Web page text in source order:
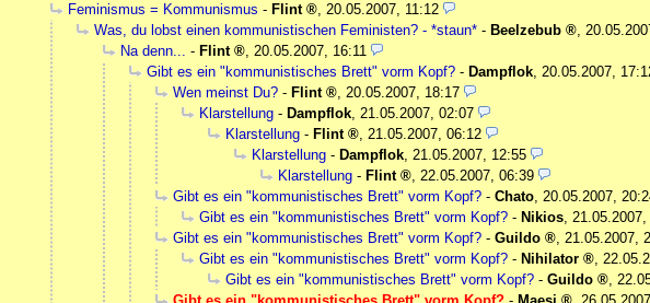
Feminismus = Kommunismus - Flint , 20.05.2007, 11:12
Was, du lobst einen kommunistischen Feministen? - *staun* - Beelzebub ,
Na denn... - Flint , 20.05.2007, 16:11
Gibt es ein "kommunistisches Brett" vorm Kopf? - Dampflok, 20.05.2007,
Wen meinst Du? - Flint , 20.05.2007, 18:17
Klarstellung - Dampflok, 21.05.2007, 02:07
Klarstellung - Flint , 21.05.2007, 06:12
Klarstellung - Dampflok, 21.05.2007, 12:55
Klarstellung - Flint , 22.05.2007, 06:39
Gibt es ein "kommunistisches Brett" vorm Kopf? - Chato, 20.05.2007,
Gibt es ein "kommunistisches Brett" vorm Kopf? - Nikios,
Gibt es ein "kommunistisches Brett" vorm Kopf? - Guildo , 21.05.2007,
Gibt es ein "kommunistisches Brett" vorm Kopf? - Nihilator ,
Gibt es ein "kommunistisches Brett" vorm Kopf? - Guildo ,